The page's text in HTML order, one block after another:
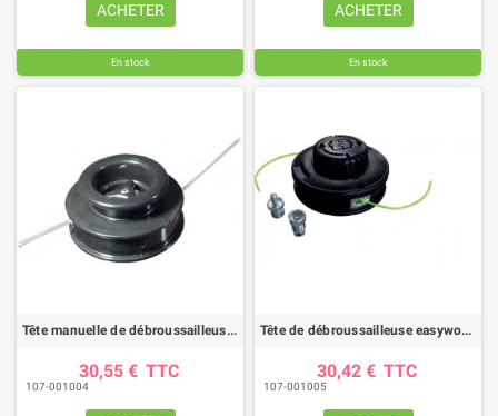
ACHETER
En stock
ACHETER
En stock
Tête manuelle de débroussailleuse semi-auto femelle 10X125 + 2 inserts mâles
30,55 € TTC
107-001004
Tête de débroussailleuse easywork TECOMEC 130mm insert M8x125 - F10x125
30,42 € TTC
107-001005